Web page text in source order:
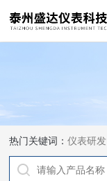
热门关键词：仪表研